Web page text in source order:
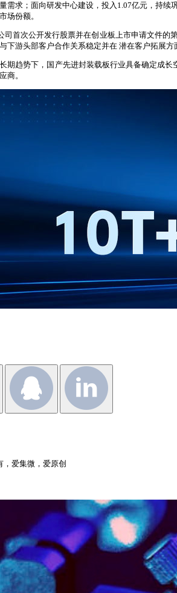
需求；面向研发中心建设，投入1.07亿元，持
场份额。
首次公开发行股票并在创业板上市申请文件
下游头部客户合作关系稳定并在 潜在客户拓展
期趋势下，国产先进封装载板行业具备确定成
商。
爱集微，爱原创